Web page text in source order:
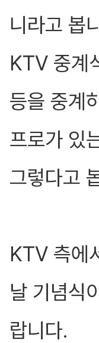
니라고 봅
KTV 중계
등을 중계
프로가 있
그렇다고
KTV 측에
날 기념식
랍니다.